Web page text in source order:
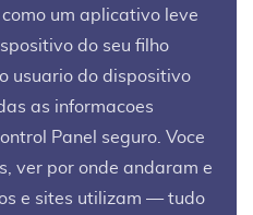
um aplicativo leve
do seu filho
usuario do dispositivo
as informacoes
Panel seguro. Voce
ver por onde andaram e
e sites utilizam — tudo